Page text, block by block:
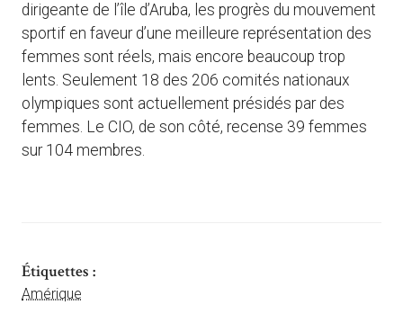
dirigeante de l’île d’Aruba, les progrès du mouvement
sportif en faveur d’une meilleure représentation des
femmes sont réels, mais encore beaucoup trop
lents. Seulement 18 des 206 comités nationaux
olympiques sont actuellement présidés par des
femmes. Le CIO, de son côté, recense 39 femmes
sur 104 membres.
Étiquettes :
Amérique